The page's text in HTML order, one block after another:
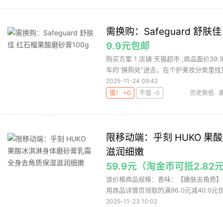
需换购：Safeguard 舒肤
9.9元包邮
购买方案 1 店铺 天猫超市 ,商品面价
车的“换购处”进去，在个护美妆分类里
2025-11-24 09:42
值！ +0
不值 -0 历史新低
限移动端：乎刻 HUKO 果
滋润细嫩
59.9元（淘金币可抵2.82
该价格商品规格：香味：【嫩肤去角质
用商品详情页领取的满96.0元减40.0元
2025-11-23 10:02